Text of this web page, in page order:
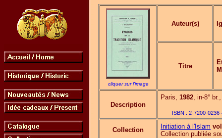
cliquer sur l'image
Auteur(s)
Titre
Description
Paris, 1982, in-8°
ISBN : 2-7200-0236-
Collection Initiation à l'Islam
Collection publiée